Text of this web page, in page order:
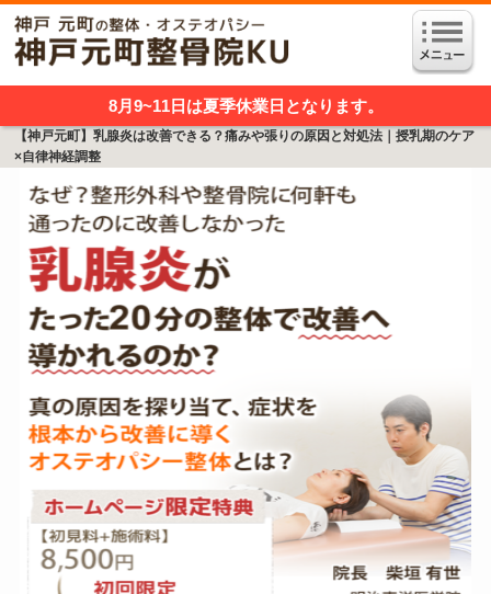
8月9~11日は夏季休業日となります。
【神戸元町】乳腺炎は改善できる？痛みや張りの原因と対処法｜授乳期のケア
×自律神経調整